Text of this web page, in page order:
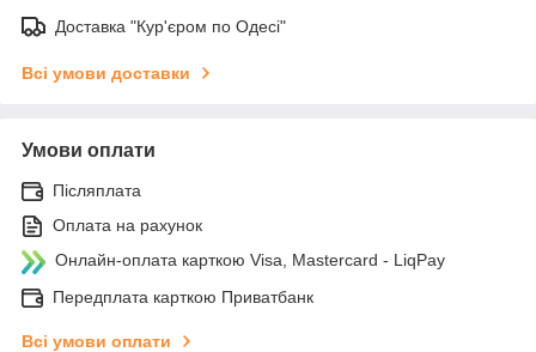
Доставка "Кур'єром по Одесі"
Всі умови доставки
Умови оплати
Післяплата
Оплата на рахунок
Онлайн-оплата карткою Visa, Mastercard - LiqPay
Передплата карткою Приватбанк
Всі умови оплати